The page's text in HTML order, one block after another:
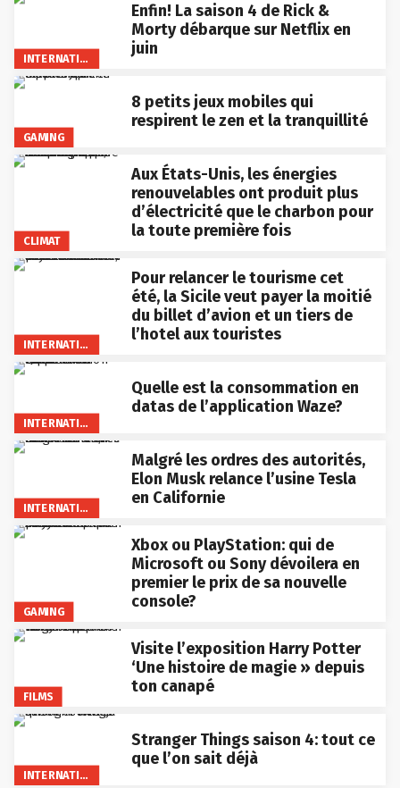
INTERNATIONAL
Enfin! La saison 4 de Rick &
Morty débarque sur Netflix en
juin
GAMING
8 petits jeux mobiles qui
respirent le zen et la tranquillité
CLIMAT
Aux États-Unis, les énergies
renouvelables ont produit plus
d’électricité que le charbon pour
la toute première fois
INTERNATIONAL
Pour relancer le tourisme cet
été, la Sicile veut payer la moitié
du billet d’avion et un tiers de
l’hotel aux touristes
INTERNATIONAL
Quelle est la consommation en
datas de l’application Waze?
INTERNATIONAL
Malgré les ordres des autorités,
Elon Musk relance l’usine Tesla
en Californie
GAMING
Xbox ou PlayStation: qui de
Microsoft ou Sony dévoilera en
premier le prix de sa nouvelle
console?
FILMS
Visite l’exposition Harry Potter
‘Une histoire de magie » depuis
ton canapé
INTERNATIONAL
Stranger Things saison 4: tout ce
que l’on sait déjà